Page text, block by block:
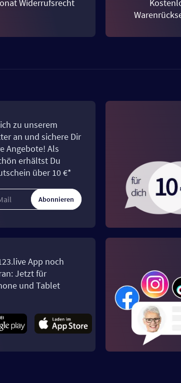
Widerrufsrecht
zu unserem
an und sichere Dir
Angebote! Als
erhältst Du
über 10 €*
Abonnieren
App noch
Jetzt für
und Tablet